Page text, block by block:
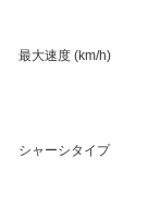
最大速度 (km/h)
シャーシタイプ